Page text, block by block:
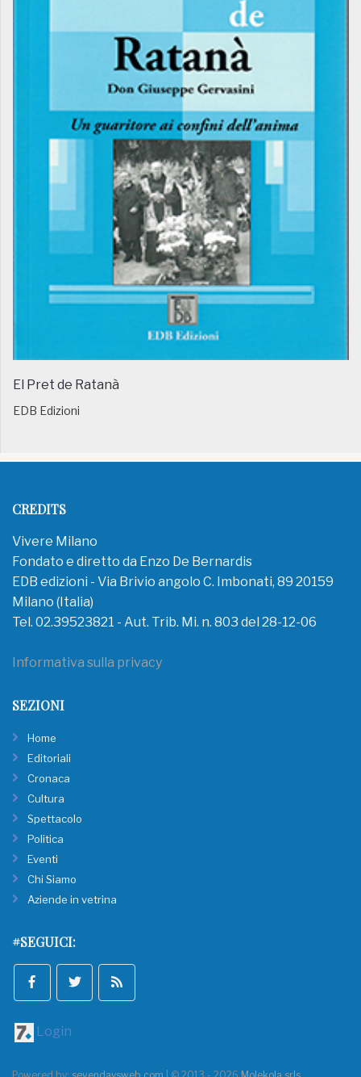
El Pret de Ratanà
EDB Edizioni
CREDITS
Vivere Milano
Fondato e diretto da Enzo De Bernardis
EDB edizioni - Via Brivio angolo C. Imbonati, 89 20159
Milano (Italia)
Tel. 02.39523821 - Aut. Trib. Mi. n. 803 del 28-12-06
Informativa sulla privacy
SEZIONI
Home
Editoriali
Cronaca
Cultura
Spettacolo
Politica
Eventi
Chi Siamo
Aziende in vetrina
#SEGUICI:
Login